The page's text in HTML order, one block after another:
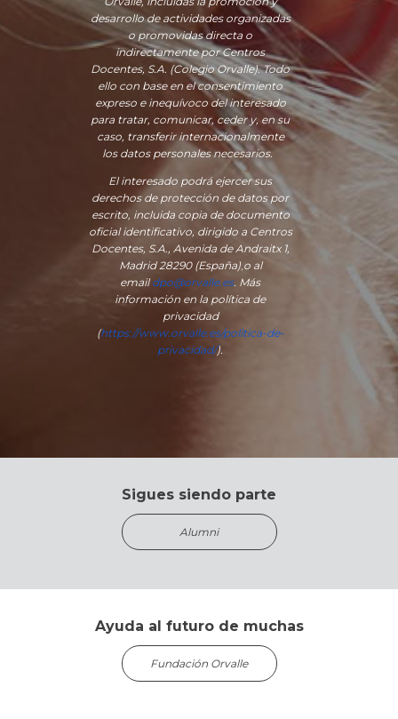
desarrollo de actividades organizadas
o promovidas directa o
indirectamente por Centros
Docentes, S.A. (Colegio Orvalle). Todo
ello con base en el consentimiento
expreso e inequívoco del interesado
para tratar, comunicar, ceder y, en su
caso, transferir internacionalmente
los datos personales necesarios.
El interesado podrá ejercer sus
derechos de protección de datos por
escrito, incluida copia de documento
oficial identificativo, dirigido a Centros
Docentes, S.A., Avenida de Andraitx 1,
Madrid 28290 (España), o al
emaildpo@orvalle.es. Más
información en la política de
privacidad
(https://www.orvalle.es/politica-de-
privacidad/).
Sigues siendo parte
Alumni
Ayuda al futuro de muchas
Fundación Orvalle